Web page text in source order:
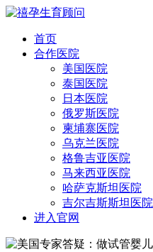
首页
合作医院
美国医院
泰国医院
日本医院
俄罗斯医院
柬埔寨医院
乌克兰医院
格鲁吉亚医院
马来西亚医院
哈萨克斯坦医院
吉尔吉斯斯坦医院
进入官网